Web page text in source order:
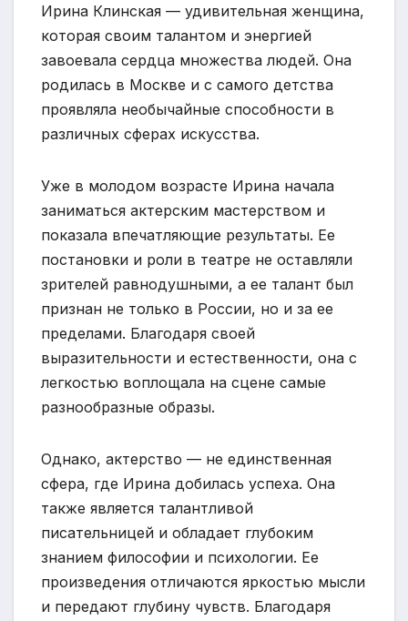
Ирина Клинская — удивительная женщина,
которая своим талантом и энергией
завоевала сердца множества людей. Она
родилась в Москве и с самого детства
проявляла необычайные способности в
различных сферах искусства.
Уже в молодом возрасте Ирина начала
заниматься актерским мастерством и
показала впечатляющие результаты. Ее
постановки и роли в театре не оставляли
зрителей равнодушными, а ее талант был
признан не только в России, но и за ее
пределами. Благодаря своей
выразительности и естественности, она с
легкостью воплощала на сцене самые
разнообразные образы.
Однако, актерство — не единственная
сфера, где Ирина добилась успеха. Она
также является талантливой
писательницей и обладает глубоким
знанием философии и психологии. Ее
произведения отличаются яркостью мысли
и передают глубину чувств. Благодаря